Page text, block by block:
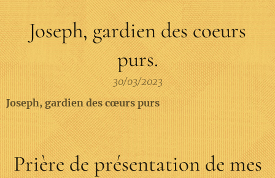
Joseph, gardien des coeurs
purs.
30/03/2023
Joseph, gardien des cœurs purs
Prière de présentation de mes